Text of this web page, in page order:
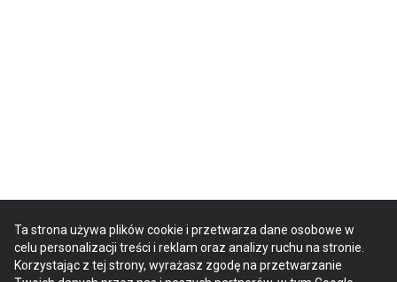
Ta strona używa plików cookie i przetwarza dane osobowe w
celu personalizacji treści i reklam oraz analizy ruchu na stronie.
Korzystając z tej strony, wyrażasz zgodę na przetwarzanie